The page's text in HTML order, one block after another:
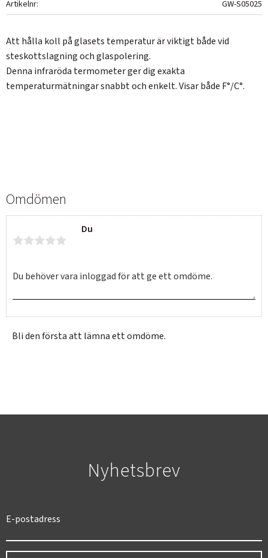
Artikelnr GW-S05025
Att hålla koll på glasets temperatur är viktigt både vid
steskottslagning och glaspolering.
Denna infraröda termometer ger dig exakta
temperaturmätningar snabbt och enkelt. Visar både F°/C°.
Omdömen
Du
Bli den första att lämna ett omdöme.
Nyhetsbrev